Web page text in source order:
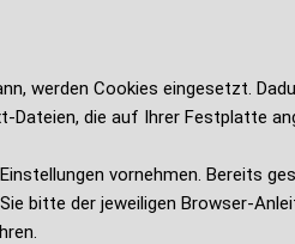
werden Cookies eingesetzt.
Dateien, die auf Ihrer Festplatte
vornehmen. Bereits
bitte der jeweiligen Browser-